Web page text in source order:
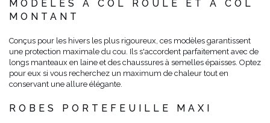
MODÈLES À COL ROULÉ ET À COL
MONTANT
Conçus pour les hivers les plus rigoureux, ces modèles garantissent
une protection maximale du cou. Ils s'accordent parfaitement avec de
longs manteaux en laine et des chaussures à semelles épaisses. Optez
pour eux si vous recherchez un maximum de chaleur tout en
conservant une allure élégante.
ROBES PORTEFEUILLE MAXI